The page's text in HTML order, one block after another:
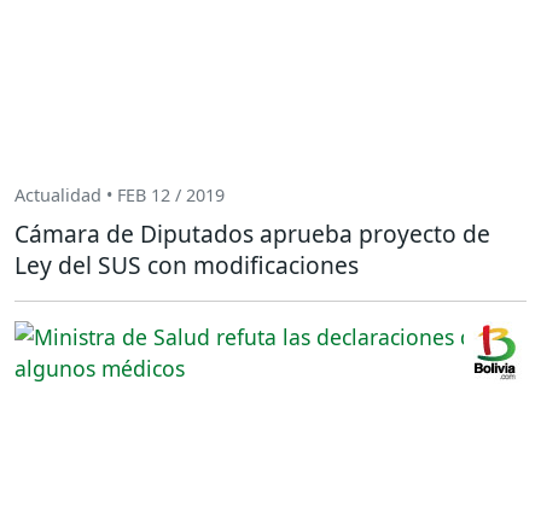
Actualidad • FEB 12 / 2019
Cámara de Diputados aprueba proyecto de
Ley del SUS con modificaciones